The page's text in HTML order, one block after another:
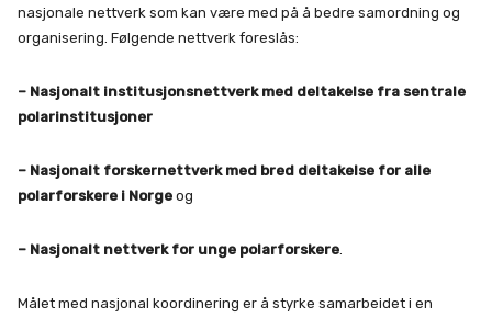
nasjonale nettverk som kan være med på å bedre samordning og
organisering. Følgende nettverk foreslås:
– Nasjonalt institusjonsnettverk med deltakelse fra sentrale
polarinstitusjoner
– Nasjonalt forskernettverk med bred deltakelse for alle
polarforskere i Norge og
– Nasjonalt nettverk for unge polarforskere
Målet med nasjonal koordinering er å styrke samarbeidet i en